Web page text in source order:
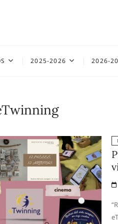
2025-2026 2026-